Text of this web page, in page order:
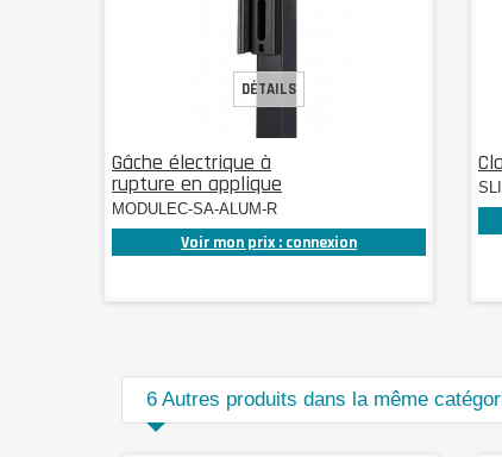
Gâche électrique à
rupture en applique
MODULEC-SA-ALUM-R
Voir mon prix : connexion
DÉTAILS
6 Autres produits dans la même